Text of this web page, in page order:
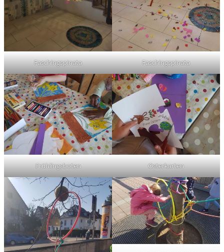
Faschingspinata Faschingspinata
Frühlingsboten Osterkarten